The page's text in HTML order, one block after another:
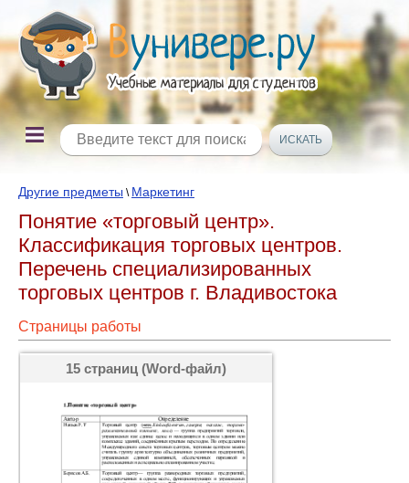
Другие предметы \ Маркетинг
Понятие «торговый центр».
Классификация торговых центров.
Перечень специализированных
торговых центров г. Владивостока
Страницы работы
15 страниц (Word-файл)